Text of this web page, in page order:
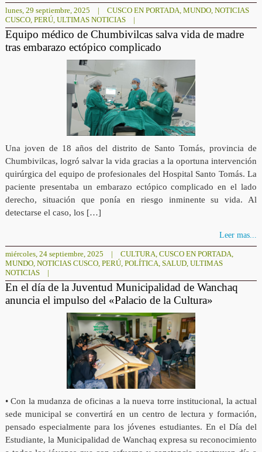
lunes, 29 septiembre, 2025 | CUSCO EN PORTADA, MUNDO, NOTICIAS
CUSCO, PERÚ, ULTIMAS NOTICIAS |
Equipo médico de Chumbivilcas salva vida de madre
tras embarazo ectópico complicado
Una joven de 18 años del distrito de Santo Tomás, provincia de
Chumbivilcas, logró salvar la vida gracias a la oportuna intervención
quirúrgica del equipo de profesionales del Hospital Santo Tomás. La
paciente presentaba un embarazo ectópico complicado en el lado
derecho, situación que ponía en riesgo inminente su vida. Al
detectarse el caso, los […]
Leer mas...
miércoles, 24 septiembre, 2025 | CULTURA, CUSCO EN PORTADA,
MUNDO, NOTICIAS CUSCO, PERÚ, POLÍTICA, SALUD, ULTIMAS
NOTICIAS
|
En el día de la Juventud Municipalidad de Wanchaq
anuncia el impulso del «Palacio de la Cultura»
• Con la mudanza de oficinas a la nueva torre institucional, la actual
sede municipal se convertirá en un centro de lectura y formación,
pensado especialmente para los jóvenes estudiantes. En el Día del
Estudiante, la Municipalidad de Wanchaq expresa su reconocimiento